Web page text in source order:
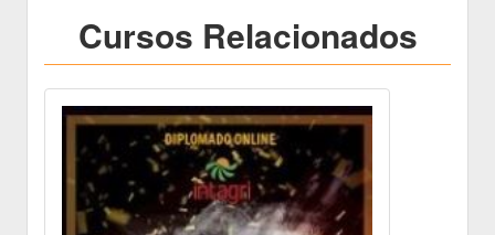
Cursos Relacionados